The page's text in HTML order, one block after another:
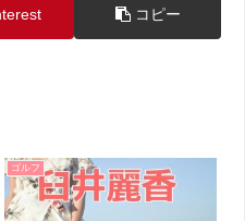
コピー
ゴルフ